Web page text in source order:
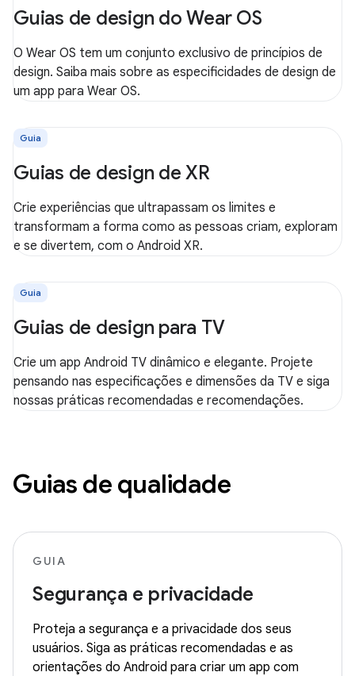
Guias de design do Wear OS
O Wear OS tem um conjunto exclusivo de princípios de
design. Saiba mais sobre as especificidades de design de
um app para Wear OS.
Guia
Guias de design de XR
Crie experiências que ultrapassam os limites e
transformam a forma como as pessoas criam, exploram
e se divertem, com o Android XR.
Guia
Guias de design para TV
Crie um app Android TV dinâmico e elegante. Projete
pensando nas especificações e dimensões da TV e siga
nossas práticas recomendadas e recomendações.
Guias de qualidade
GUIA
Segurança e privacidade
Proteja a segurança e a privacidade dos seus
usuários. Siga as práticas recomendadas e as
orientações do Android para criar um app com